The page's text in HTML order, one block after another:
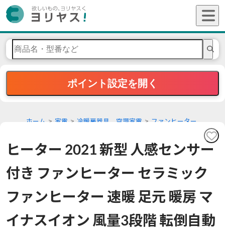
ポイント設定を開く
ホーム 家電 冷暖房器具 空調家電 ファンヒーター
ヒーター 2021 新型 人感センサー
付き ファンヒーター セラミック
ファンヒーター 速暖 足元 暖房 マ
イナスイオン 風量3段階 転倒自動